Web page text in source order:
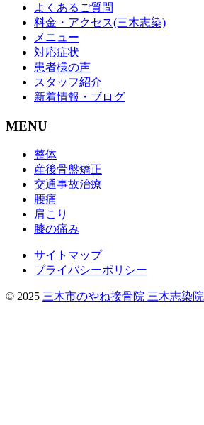
よくあるご質問
料金・アクセス(三木志染)
メニュー
対応症状
患者様の声
スタッフ紹介
新着情報・ブログ
MENU
整体
産後骨盤矯正
交通事故治療
腰痛
肩こり
膝の痛み
サイトマップ
プライバシーポリシー
© 2025 三木市のやね接骨院 三木志染院